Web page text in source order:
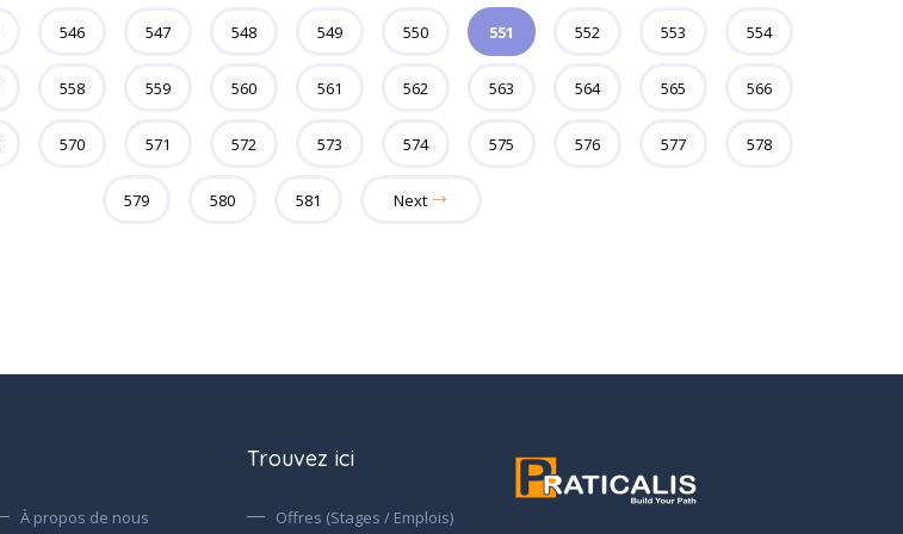
546 547 548 549 550 551 552 553 554
558 559 560 561 562 563 564 565 566
570 571 572 573 574 575 576 577 578
579 580 581 Next
À propos de nous
Trouvez ici
Offres (Stages / Emplois)